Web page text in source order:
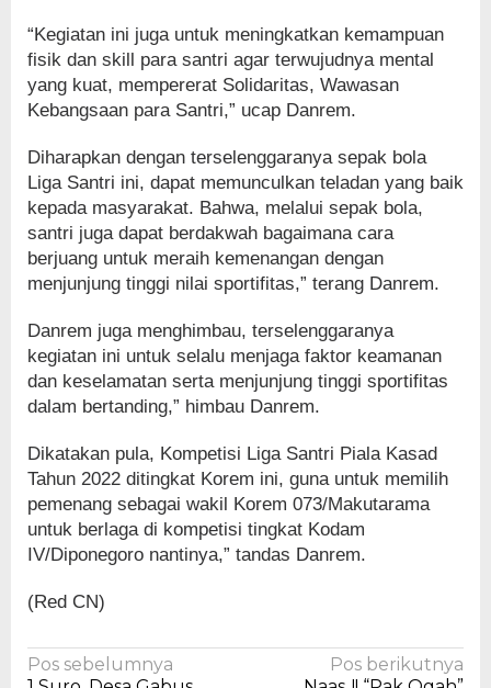
“Kegiatan ini juga untuk meningkatkan kemampuan
fisik dan skill para santri agar terwujudnya mental
yang kuat, mempererat Solidaritas, Wawasan
Kebangsaan para Santri,” ucap Danrem.
Diharapkan dengan terselenggaranya sepak bola
Liga Santri ini, dapat memunculkan teladan yang baik
kepada masyarakat. Bahwa, melalui sepak bola,
santri juga dapat berdakwah bagaimana cara
berjuang untuk meraih kemenangan dengan
menjunjung tinggi nilai sportifitas,” terang Danrem.
Danrem juga menghimbau, terselenggaranya
kegiatan ini untuk selalu menjaga faktor keamanan
dan keselamatan serta menjunjung tinggi sportifitas
dalam bertanding,” himbau Danrem.
Dikatakan pula, Kompetisi Liga Santri Piala Kasad
Tahun 2022 ditingkat Korem ini, guna untuk memilih
pemenang sebagai wakil Korem 073/Makutarama
untuk berlaga di kompetisi tingkat Kodam
IV/Diponegoro nantinya,” tandas Danrem.
(Red CN)
Navigasi
Pos sebelumnya
Pos berikutnya